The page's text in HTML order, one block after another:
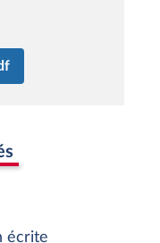
écrite